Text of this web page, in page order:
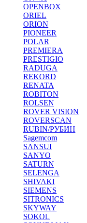
OPENBOX
ORIEL
ORION
PIONEER
POLAR
PREMIERA
PRESTIGIO
RADUGA
REKORD
RENATA
ROBITON
ROLSEN
ROVER VISION
ROVERSCAN
RUBIN/РУБИН
Sagemcom
SANSUI
SANYO
SATURN
SELENGA
SHIVAKI
SIEMENS
SITRONICS
SKYWAY
SOKOL